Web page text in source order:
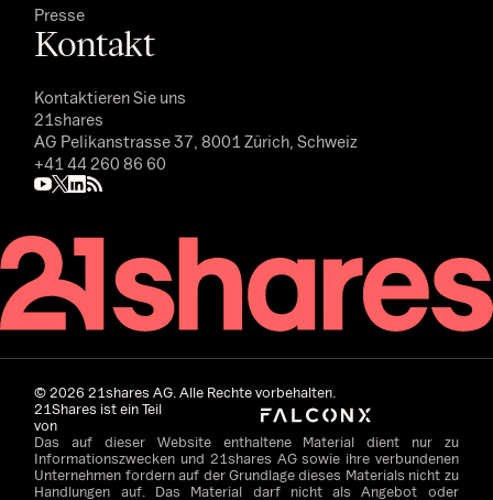
Presse
Kontakt
Kontaktieren Sie uns
21shares
AG Pelikanstrasse 37, 8001 Zürich, Schweiz
+41 44 260 86 60
©2026 21shares AG. Alle Rechte vorbehalten.
21Shares ist ein Teil
von
Das auf dieser Website enthaltene Material dient nur zu
Informationszwecken und 21shares AG sowie ihre verbundenen
Unternehmen fordern auf der Grundlage dieses Materials nicht zu
Handlungen auf. Das Material darf nicht als Angebot oder